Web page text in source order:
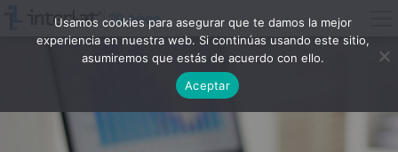
Usamos cookies para asegurar que te damos la mejor
experiencia en nuestra web. Si continúas usando este sitio,
asumiremos que estás de acuerdo con ello.
Aceptar